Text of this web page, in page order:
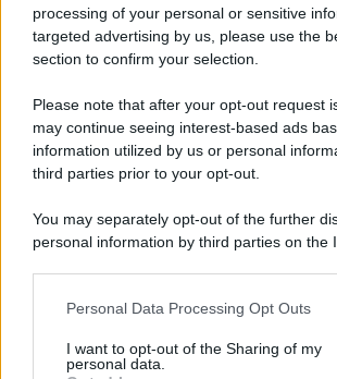
processing of your personal or sensitive
targeted advertising by us, please use the
section to confirm your selection.
Please note that after your opt-out request
may continue seeing interest-based ads
information utilized by us or personal
third parties prior to your opt-out.
You may separately opt-out of the further
personal information by third parties on the
This information may also be disclosed by
disclose it to other third parties.
Personal Data Processing Opt Outs
I want to opt-out of the Sharing of my
personal data.
© 2026 - Pianeta Design - P.IVA
Registrata Al Tribunale Di Nocera Inferiore
ISCRIZIONE AL ROC N. 35792 –
(ASSOCIAZIONE NAZIONALE
PREFERENZE PRIVACY